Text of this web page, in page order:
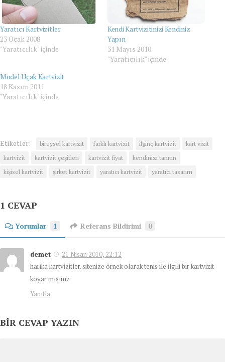
Yaratıcı Kartvizitler
23 Ocak 2008
"Yaratıcılık" içinde
Kendi Kartvizitinizi Kendiniz
Yapın
31 Mayıs 2010
"Yaratıcılık" içinde
Model Uçak Kartvizit
18 Kasım 2011
"Yaratıcılık" içinde
Etiketler: bireysel kartvizit farklı kartvizit ilginç kartvizit
kart vizit
kartvizit
kartvizit çeşitleri kartvizit fiyat
kendinizi tanıtın
kişisel kartvizit
şirket kartvizit yaratıcı kartvizit yaratıcı tasarım
1 CEVAP
Yorumlar 1 Referans Bildirimi 0
demet
21 Nisan 2010, 22:12
harika kartvizitler. sitenize örnek olarak tenis ile ilgili bir kartvizit
koyar mısınız
Yanıtla
BIR CEVAP YAZIN